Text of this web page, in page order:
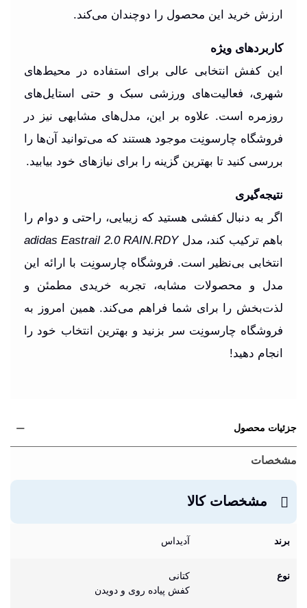
ارزش خرید این محصول را دوچندان می‌کند.
کاربردهای ویژه
این کفش انتخابی عالی برای استفاده در محیط‌های
شهری، فعالیت‌های ورزشی سبک و حتی استایل‌های
روزمره است. علاوه بر این، مدل‌های مشابهی نیز در
فروشگاه چارسونِت موجود هستند که می‌توانید آن‌ها را
بررسی کنید تا بهترین گزینه را برای نیازهای خود بیابید.
نتیجه‌گیری
اگر به دنبال کفشی هستید که زیبایی، راحتی و دوام را
باهم ترکیب کند، مدلadidas Eastrail 2.0 RAIN.RDY
انتخابی بی‌نظیر است. فروشگاه چارسونِت با ارائه این
مدل و محصولات مشابه، تجربه خریدی مطمئن و
لذت‌بخش را برای شما فراهم می‌کند. همین امروز به
فروشگاه چارسونِت سر بزنید و بهترین انتخاب خود را
انجام دهید!
جزئیات محصول
مشخصات
مشخصات کالا
برند آدیداس
نوع
کتانی
کفش پیاده روی و دویدن